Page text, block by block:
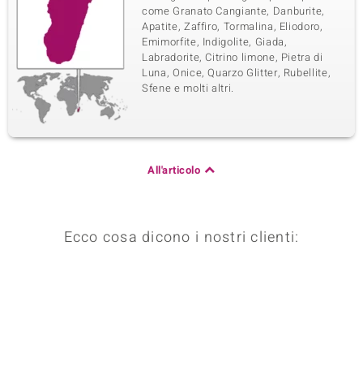
come Granato Cangiante, Danburite,
Apatite, Zaffiro, Tormalina, Eliodoro,
Emimorfite, Indigolite, Giada,
Labradorite, Citrino limone, Pietra di
Luna, Onice, Quarzo Glitter, Rubellite,
Sfene e molti altri.
All'articolo
Ecco cosa dicono i nostri clienti: